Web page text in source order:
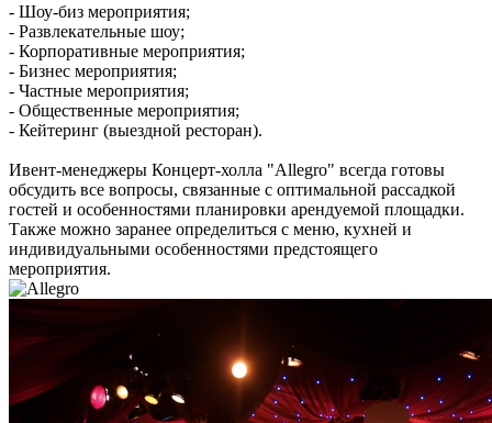
- Шоу-биз мероприятия;
- Развлекательные шоу;
- Корпоративные мероприятия;
- Бизнес мероприятия;
- Частные мероприятия;
- Общественные мероприятия;
- Кейтеринг (выездной ресторан).
Ивент-менеджеры Концерт-холла "Allegro" всегда готовы
обсудить все вопросы, связанные с оптимальной рассадкой
гостей и особенностями планировки арендуемой площадки.
Также можно заранее определиться с меню, кухней и
индивидуальными особенностями предстоящего
мероприятия.